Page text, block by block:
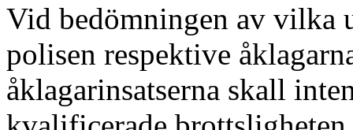
Vid bedömningen av vilka
polisen respektive
åklagarinsatserna skall